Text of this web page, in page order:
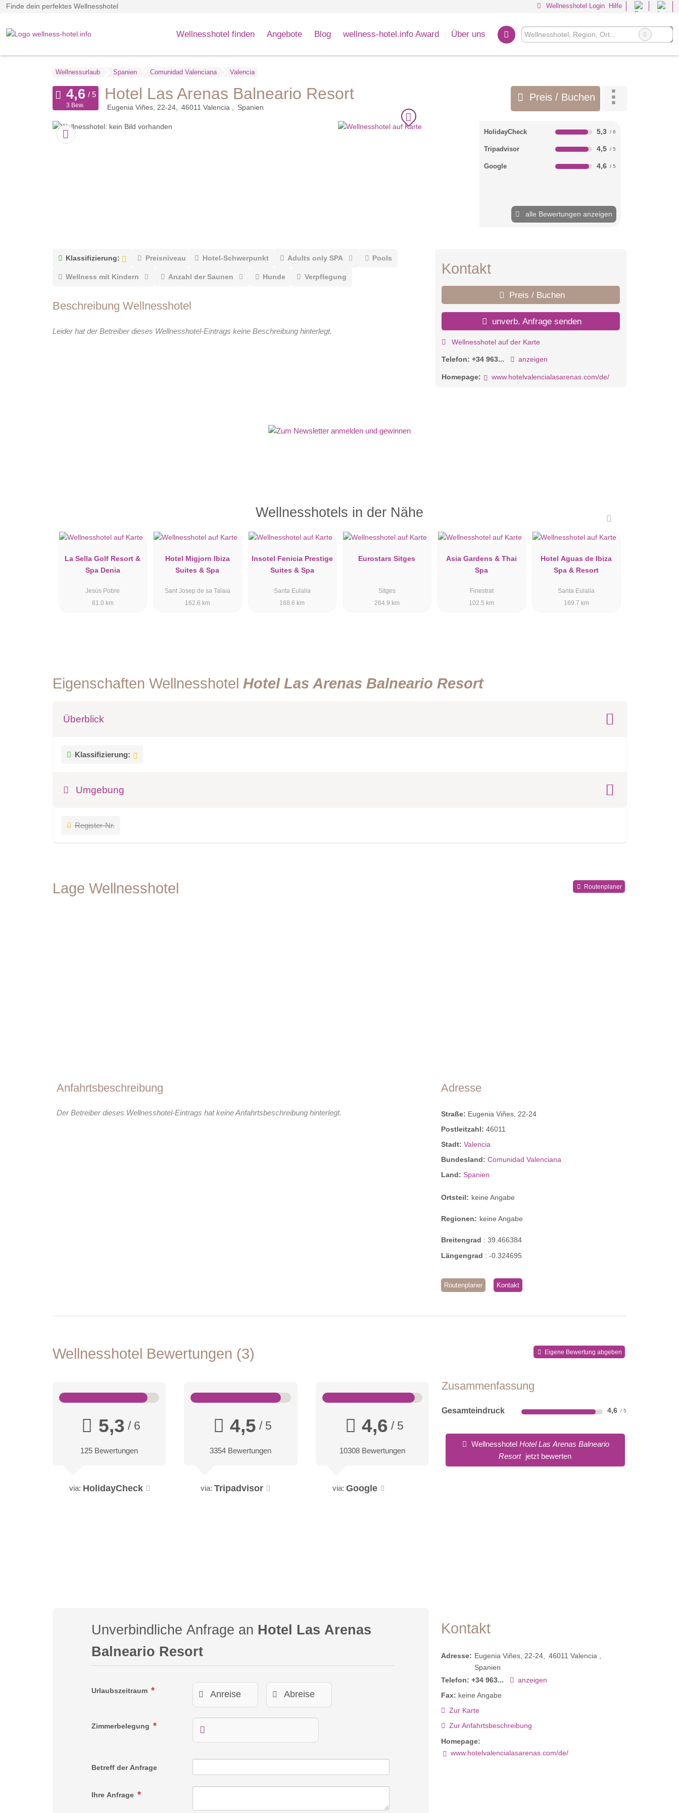
Finde dein perfektes Wellnesshotel Wellnesshotel Login Hilfe
Wellnesshotel finden Angebote Blog wellness-hotel.info Award Über uns
Wellnessurlaub Spanien Comunidad Valenciana Valencia
Hotel Las Arenas Balneario Resort
Eugenia Viñes, 22-24 46011 Valencia Spanien
Preis / Buchen
3 Bew.
HolidayCheck 5,3
Tripadvisor 4,5
Google 4,6
alle Bewertungen anzeigen
Klassifizierung: Preisniveau Hotel-Schwerpunkt Adults only SPA Pools
Wellness mit Kindern Anzahl der Saunen Hunde Verpflegung
Beschreibung Wellnesshotel
Leider hat der Betreiber dieses Wellnesshotel-Eintrags keine Beschreibung hinterlegt.
Kontakt
Preis / Buchen
unverb. Anfrage senden
Wellnesshotel auf der Karte
Telefon:+34 963... anzeigen
Homepage: www.hotelvalencialasarenas.com/de/
Wellnesshotels in der Nähe
La Sella Golf Resort &
Spa Denia
Jesús Pobre
81.0 km
Hotel Migjorn Ibiza
Suites & Spa
Sant Josep de sa Talaia
162.6 km
Insotel Fenicia Prestige
Suites & Spa
Santa Eulalia
168.6 km
Eurostars Sitges
Sitges
264.9 km
Asia Gardens & Thai
Spa
Finestrat
102.5 km
Hotel Aguas de Ibiza
Spa & Resort
Santa Eulalia
169.7 km
Eigenschaften Wellnesshotel Hotel Las Arenas Balneario Resort
Überblick
Klassifizierung:
Umgebung
Register-Nr.
Lage Wellnesshotel Routenplaner
Anfahrtsbeschreibung
Der Betreiber dieses Wellnesshotel-Eintrags hat keine Anfahrtsbeschreibung hinterlegt.
Adresse
Straße: Eugenia Viñes, 22-24
Postleitzahl:46011
Stadt:Valencia
Bundesland:Comunidad Valenciana
Land:Spanien
Ortsteil: keine Angabe
Regionen: keine Angabe
Breitengrad :39.466384
Längengrad :-0.324695
Routenplaner Kontakt
Wellnesshotel Bewertungen 3 Eigene Bewertung abgeben
Zusammenfassung
Gesamteindruck 4,6
Wellnesshotel Hotel Las Arenas Balneario
Resort jetzt bewerten
5,3 / 6
125 Bewertungen
via: HolidayCheck
4,5 / 5
3354 Bewertungen
via: Tripadvisor
4,6 / 5
10308 Bewertungen
via: Google
Unverbindliche Anfrage an Hotel Las Arenas
Balneario Resort
Urlaubszeitraum
Zimmerbelegung
Betreff der Anfrage
Ihre Anfrage
Kontakt
Adresse: Eugenia Viñes, 22-24 46011 Valencia
Spanien
Telefon: +34 963...
anzeigen
Fax: keine Angabe
Zur Karte
Zur Anfahrtsbeschreibung
Homepage:
www.hotelvalencialasarenas.com/de/